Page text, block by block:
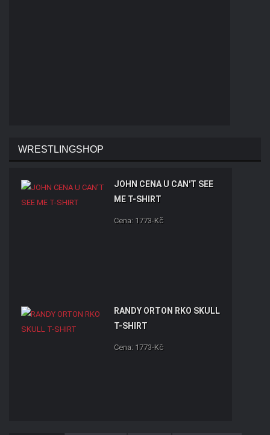
WRESTLINGSHOP
JOHN CENA U CAN'T SEE
ME T-SHIRT
Cena: 1773-Kč
RANDY ORTON RKO SKULL
T-SHIRT
Cena: 1773-Kč